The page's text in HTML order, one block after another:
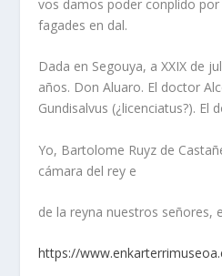
vos damos poder conplido
fagades en dal.
Dada en Segouya, a XXIX de
años. Don Aluaro. El doctor
Gundisalvus (¿licenciatus?). El
Yo, Bartolome Ruyz de
cámara del rey e
de la reyna nuestros señores,
https://